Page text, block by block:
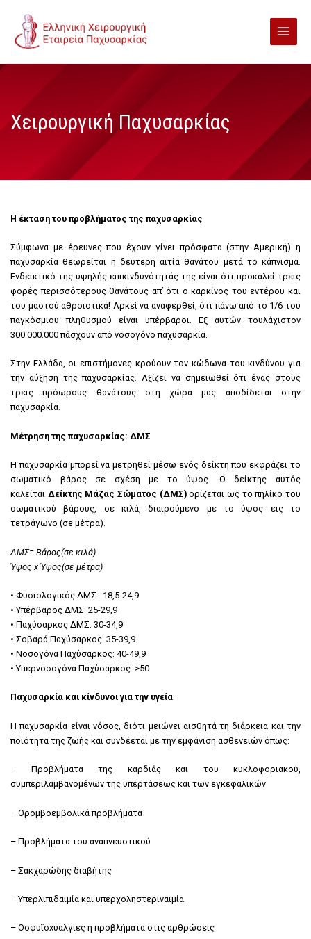
Χειρουργική Παχυσαρκίας
Η έκταση του προβλήματος της παχυσαρκίας
Σύμφωνα με έρευνες που έχουν γίνει πρόσφατα (στην Aμερική) η
παχυσαρκία θεωρείται η δεύτερη αιτία θανάτου μετά το κάπνισμα.
Eνδεικτικό της υψηλής επικινδυνότητάς της είναι ότι προκαλεί τρεις
φορές περισσότερους θανάτους απ’ ότι ο καρκίνος του εντέρου και
του μαστού αθροιστικά! Αρκεί να αναφερθεί, ότι πάνω από το 1/6 του
παγκόσμιου πληθυσμού είναι υπέρβαροι. Εξ αυτών τουλάχιστον
300.000.000 πάσχουν από νοσογόνο παχυσαρκία.
Στην Ελλάδα, οι επιστήμονες κρούουν τον κώδωνα του κινδύνου για
την αύξηση της παχυσαρκίας. Αξίζει να σημειωθεί ότι ένας στους
τρεις πρόωρους θανάτους στη χώρα μας αποδίδεται στην
παχυσαρκία.
Μέτρηση της παχυσαρκίας: ΔΜΣ
Η παχυσαρκία μπορεί να μετρηθεί μέσω ενός δείκτη που εκφράζει το
σωματικό βάρος σε σχέση με το ύψος. Ο δείκτης αυτός
καλείται Δείκτης Μάζας Σώματος (ΔΜΣ)ορίζεται ως το πηλίκο του
σωματικού βάρους, σε κιλά, διαιρούμενο με το ύψος εις το
τετράγωνο (σε μέτρα).
ΔΜΣ= Βάρος(σε κιλά)
Ύψος x Ύψος(σε μέτρα)
• Φυσιολογικός ΔΜΣ : 18,5-24,9
• Υπέρβαρος ΔΜΣ: 25-29,9
• Παχύσαρκος ΔΜΣ: 30-34,9
• Σοβαρά Παχύσαρκος: 35-39,9
• Νοσογόνα Παχύσαρκος: 40-49,9
• Υπερνοσογόνα Παχύσαρκος: >50
Παχυσαρκία και κίνδυνοι για την υγεία
Η παχυσαρκία είναι νόσος, διότι μειώνει αισθητά τη διάρκεια και την
ποιότητα της ζωής και συνδέεται με την εμφάνιση ασθενειών όπως:
– Προβλήματα της καρδιάς και του κυκλοφοριακού,
συμπεριλαμβανομένων της υπερτάσεως και των εγκεφαλικών
– Θρομβοεμβολικά προβλήματα
– Προβλήματα του αναπνευστικού
– Σακχαρώδης διαβήτης
– Yπερλιπιδαιμία και υπερχοληστεριναιμία
– Οσφυϊσxυαλγίες ή προβλήματα στις αρθρώσεις